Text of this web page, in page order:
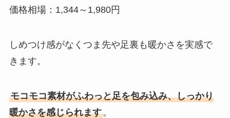
価格相場：1,344～1,980円
しめつけ感がなくつま先や足裏も暖かさを実感で
きます。
モコモコ素材がふわっと足を包み込み、しっかり
暖かさを感じられます。